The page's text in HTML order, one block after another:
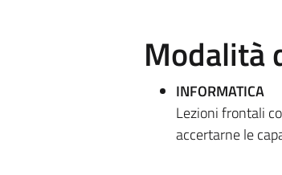
Modalità
INFORMATICA
Lezioni frontali
accertarne le